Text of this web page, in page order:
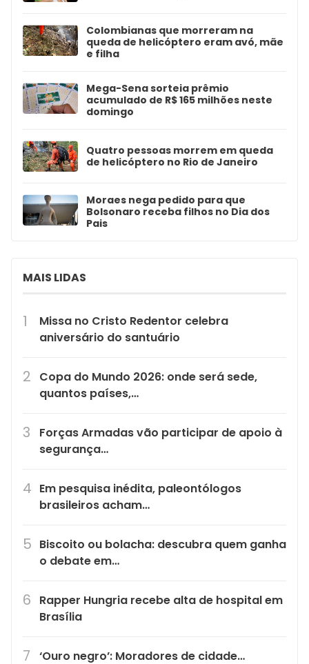
Colombianas que morreram na
queda de helicóptero eram avó, mãe
e filha
Mega-Sena sorteia prêmio
acumulado de R$ 165 milhões neste
domingo
Quatro pessoas morrem em queda
de helicóptero no Rio de Janeiro
Moraes nega pedido para que
Bolsonaro receba filhos no Dia dos
Pais
MAIS LIDAS
Missa no Cristo Redentor celebra
aniversário do santuário
Copa do Mundo 2026: onde será sede,
quantos países,…
Forças Armadas vão participar de apoio à
segurança…
Em pesquisa inédita, paleontólogos
brasileiros acham…
Biscoito ou bolacha: descubra quem ganha
o debate em…
Rapper Hungria recebe alta de hospital em
Brasília
‘Ouro negro’: Moradores de cidade…